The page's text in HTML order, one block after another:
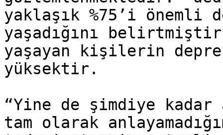
yaklaşık %75’i önemli
yaşadığını
yaşayan kişilerin
yüksektir.
“Yine de şimdiye kadar
tam olarak